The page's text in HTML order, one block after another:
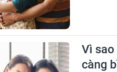
Vì sao
càng